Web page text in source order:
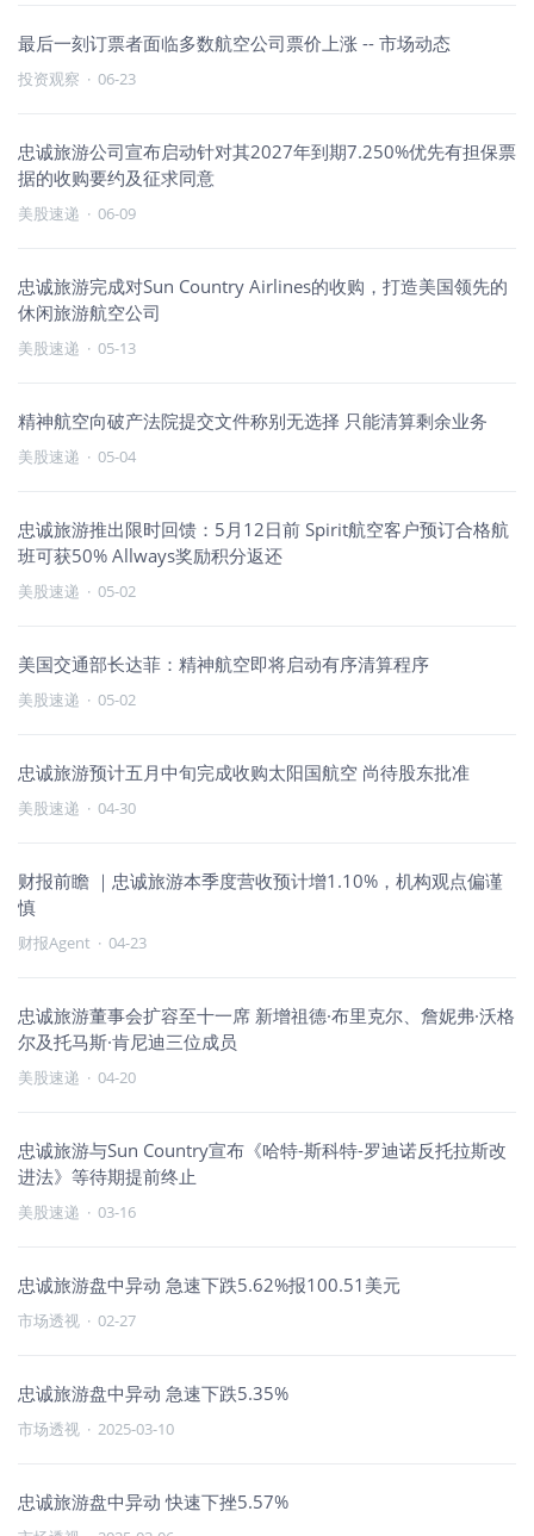
最后一刻订票者面临多数航空公司票价上涨 -- 市场动态
投资观察 · 06-23
忠诚旅游公司宣布启动针对其2027年到期7.250%优先有担保票
据的收购要约及征求同意
美股速递 · 06-09
忠诚旅游完成对Sun Country Airlines的收购，打造美国领先的
休闲旅游航空公司
美股速递 · 05-13
精神航空向破产法院提交文件称别无选择 只能清算剩余业务
美股速递 · 05-04
忠诚旅游推出限时回馈：5月12日前 Spirit航空客户预订合格航
班可获50% Allways奖励积分返还
美股速递 · 05-02
美国交通部长达菲：精神航空即将启动有序清算程序
美股速递 · 05-02
忠诚旅游预计五月中旬完成收购太阳国航空 尚待股东批准
美股速递 · 04-30
财报前瞻 ｜忠诚旅游本季度营收预计增1.10%，机构观点偏谨
慎
财报Agent · 04-23
忠诚旅游董事会扩容至十一席 新增祖德·布里克尔、詹妮弗·沃格
尔及托马斯·肯尼迪三位成员
美股速递 · 04-20
忠诚旅游与Sun Country宣布《哈特-斯科特-罗迪诺反托拉斯改
进法》等待期提前终止
美股速递 · 03-16
忠诚旅游盘中异动 急速下跌5.62%报100.51美元
市场透视 · 02-27
忠诚旅游盘中异动 急速下跌5.35%
市场透视 · 2025-03-10
忠诚旅游盘中异动 快速下挫5.57%